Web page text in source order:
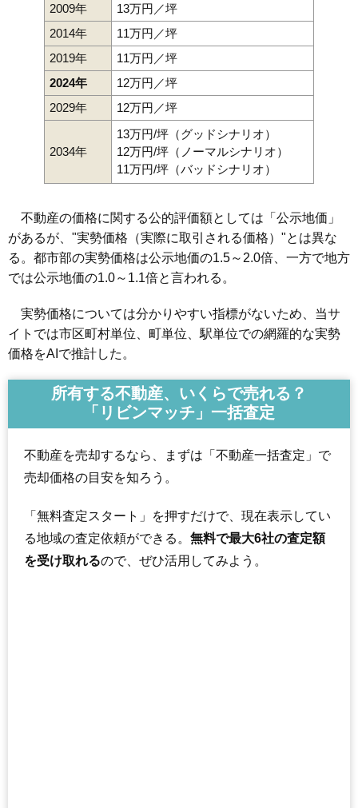
2009年
13万円／坪
2014年
11万円／坪
2019年
11万円／坪
2024年
12万円／坪
2029年
12万円／坪
2034年
13万円/坪（グッドシナリオ）
12万円/坪（ノーマルシナリオ）
11万円/坪（バッドシナリオ）
不動産の価格に関する公的評価額としては「公示地価」
があるが、"実勢価格（実際に取引される価格）"とは異な
る。都市部の実勢価格は公示地価の1.5～2.0倍、一方で地方
では公示地価の1.0～1.1倍と言われる。
実勢価格については分かりやすい指標がないため、当サ
イトでは市区町村単位、町単位、駅単位での網羅的な実勢
価格をAIで推計した。
所有する不動産、いくらで売れる？
「リビンマッチ」一括査定
不動産を売却するなら、まずは「不動産一括査定」で
売却価格の目安を知ろう。
「無料査定スタート」を押すだけで、現在表示してい
る地域の査定依頼ができる。 無料で最大6社の査定額
を受け取れるので、ぜひ活用してみよう。